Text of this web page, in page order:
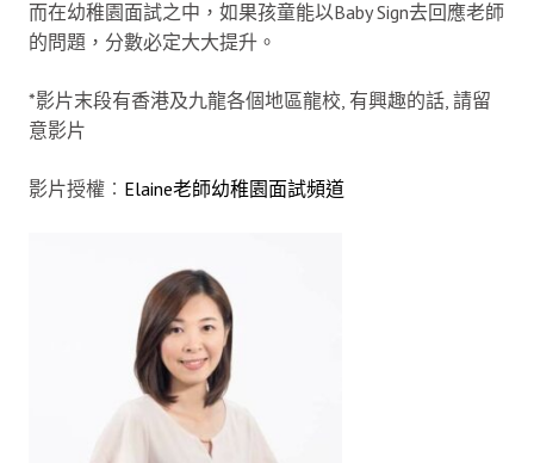
而在幼稚園面試之中，如果孩童能以Baby Sign去回應老師
的問題，分數必定大大提升。
*影片末段有香港及九龍各個地區龍校, 有興趣的話, 請留
意影片
影片授權︰ Elaine老師幼稚園面試頻道